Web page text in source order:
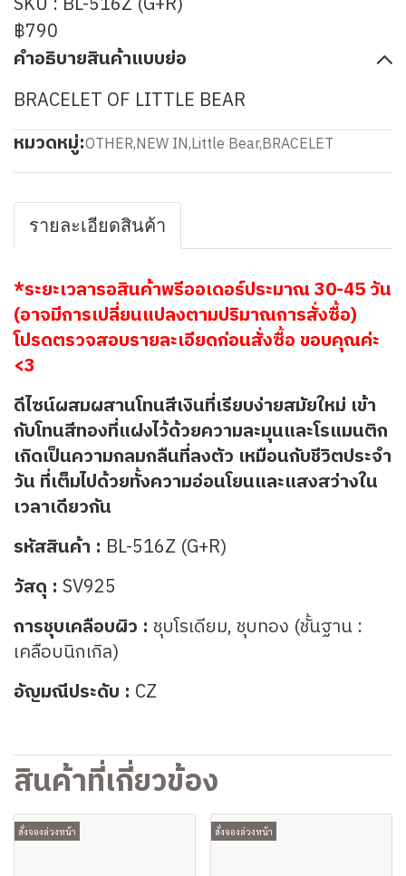
฿790
คำอธิบายสินค้าแบบย่อ
BRACELET OF LITTLE BEAR
หมวดหมู่:OTHER,NEW IN,Little Bear,BRACELET
รายละเอียดสินค้า
*ระยะเวลารอสินค้าพรีออเดอร์ประมาณ 30-45 วัน
(อาจมีการเปลี่ยนแปลงตามปริมาณการสั่งซื้อ)
โปรดตรวจสอบรายละเอียดก่อนสั่งซื้อ ขอบคุณค่ะ
<3
ดีไซน์ผสมผสานโทนสีเงินที่เรียบง่ายสมัยใหม่ เข้า
กับโทนสีทองที่แฝงไว้ด้วยความละมุนและโรแมนติก
เกิดเป็นความกลมกลืนที่ลงตัว เหมือนกับชีวิตประจำ
วัน ที่เต็มไปด้วยทั้งความอ่อนโยนและแสงสว่างใน
เวลาเดียวกัน
รหัสสินค้า : BL-516Z (G+R)
วัสดุ : SV925
การชุบเคลือบผิว : ชุบโรเดียม, ชุบทอง (ชั้นฐาน :
เคลือบนิกเกิล)
อัญมณีประดับ : CZ
สินค้าที่เกี่ยวข้อง
สั่งจองล่วงหน้า สั่งจองล่วงหน้า